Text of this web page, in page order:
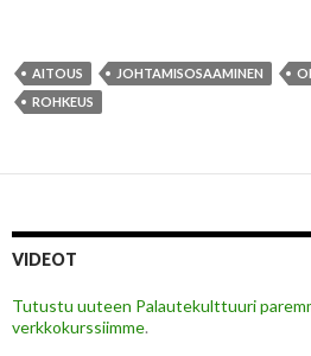
AITOUS JOHTAMISOSAAMINEN
ROHKEUS
VIDEOT
Tutustu uuteen Palautekulttuuri
verkkokurssiimme.